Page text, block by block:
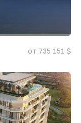
от 735 151 $